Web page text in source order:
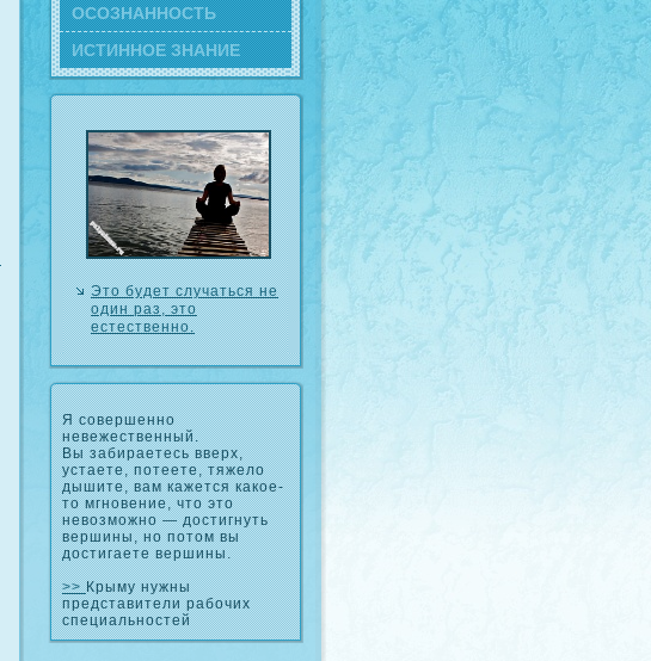
ОСΟЗНАННОСТЬ
ИСТИННОЕ ЗНАНИЕ
Это будет случаться не
один раз, это
естественно.
Я совершенно
невежественный.
Вы забираетесь вверх,
устаете, потеете, тяжело
дышите, вам кажется какое-
то мгновение, что это
невозможно — достигнуть
вершины, но потом вы
достигаете вершины.
>>Крыму нужны
представители рабочих
специальностей